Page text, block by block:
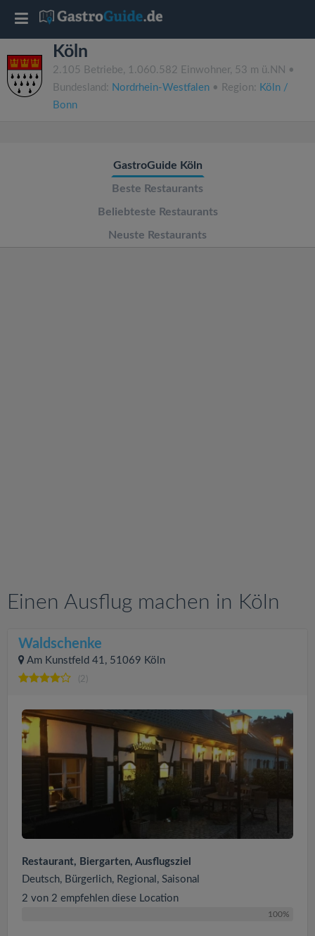
Köln
2.105 Betriebe, 1.060.582 Einwohner, 53 m ü.NN •
Bundesland: Nordrhein-Westfalen • Region: Köln /
Bonn
GastroGuide Köln
Beste Restaurants
Beliebteste Restaurants
Neuste Restaurants
Einen Ausflug machen in Köln
Waldschenke
Am Kunstfeld 41, 51069 Köln
(2)
Restaurant, Biergarten, Ausflugsziel
Deutsch, Bürgerlich, Regional, Saisonal
2 von 2 empfehlen diese Location
100%
T
o
g